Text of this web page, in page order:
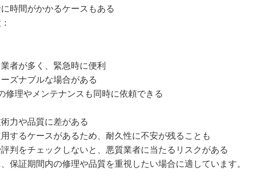
時間がかかるケースもある
者が多く、緊急時に便利
ズナブルな場合がある
修理やメンテナンスも同時に依頼できる
力や品質に差がある
するケースがあるため、耐久性に不安が残ることも
判をチェックしないと、悪質業者に当たるリスクがある
保証期間内の修理や品質を重視したい場合に適しています。